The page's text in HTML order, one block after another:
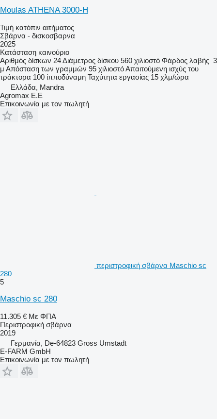
Moulas ATHENA 3000-H
Τιμή κατόπιν αιτήματος
Σβάρνα - δισκοσβαρνα
2025
Κατάσταση καινούριο
Αριθμός δίσκων 24Διάμετρος δίσκου 560 χιλιοστό Φάρδος λαβής 3
μ Απόσταση των γραμμών 95 χιλιοστόΑπαιτούμενη ισχύς του
τράκτορα 100 ίπποδύναμη Ταχύτητα εργασίας 15 χλμ/ώρα
Ελλάδα, Mandra
Agromax E.E
Επικοινωνία με τον πωλητή
περιστροφική σβάρνα Maschio sc
280
5
Maschio sc 280
11.305 € Με ΦΠΑ
Περιστροφική σβάρνα
2019
Γερμανία, De-64823 Gross Umstadt
E-FARM GmbH
Επικοινωνία με τον πωλητή